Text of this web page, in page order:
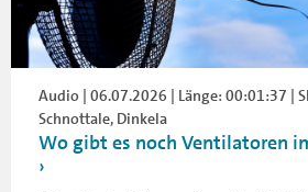
Audio | 06.07.2026 | Länge: 00:01:37 |
Schnottale, Dinkela
Wo gibt es noch Ventilatoren